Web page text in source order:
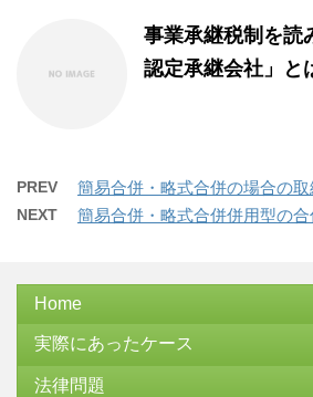
事業承継税制を読
認定承継会社」と
PREV 簡易合併・略式合併の場合の
NEXT 簡易合併・略式合併併用型の
Home
実際にあったケース
法律問題